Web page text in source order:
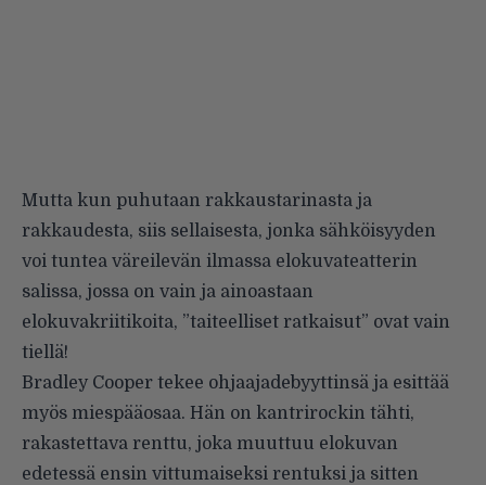
Mutta kun puhutaan rakkaustarinasta ja
rakkaudesta, siis sellaisesta, jonka sähköisyyden
voi tuntea väreilevän ilmassa elokuvateatterin
salissa, jossa on vain ja ainoastaan
elokuvakriitikoita, ”taiteelliset ratkaisut” ovat vain
tiellä!
Bradley Cooper tekee ohjaajadebyyttinsä ja esittää
myös miespääosaa. Hän on kantrirockin tähti,
rakastettava renttu, joka muuttuu elokuvan
edetessä ensin vittumaiseksi rentuksi ja sitten